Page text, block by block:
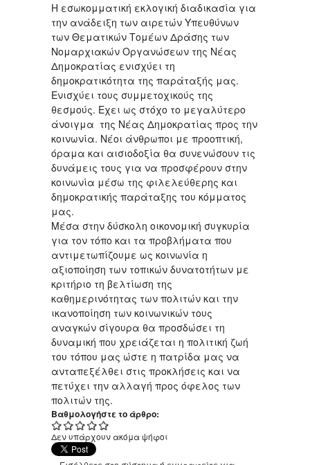
H εσωκομματική εκλογική διαδικασία για
την ανάδειξη των αιρετών Υπευθύνων
των Θεματικών Τομέων Δράσης των
Νομαρχιακών Οργανώσεων της Νέας
Δημοκρατίας ενισχύει τη
δημοκρατικότητα της παράταξής μας.
Ενισχύει τους συμμετοχικούς της
θεσμούς. Εχει ως στόχο το μεγαλύτερο
άνοιγμα της Νέας Δημοκρατίας προς την
κοινωνία. Νέοι άνθρωποι με προοπτική,
όραμα και αισιοδοξία θα συνενώσουν τις
δυνάμεις τους για να προσφέρουν στην
κοινωνία μέσω της φιλελεύθερης και
δημοκρατικής παράταξης του κόμματος
μας.
Μέσα στην δύσκολη οικονομική συγκυρία
για τον τόπο και τα προβλήματα που
αντιμετωπίζουμε ως κοινωνία η
αξιοποίηση των τοπικών δυνατοτήτων με
κριτήριο τη βελτίωση της
καθημερινότητας των πολιτών και την
ικανοποίηση των κοινωνικών τους
αναγκών σίγουρα θα προσδώσει τη
δυναμική που χρειάζεται η πολιτική ζωή
του τόπου μας ώστε η πατρίδα μας να
ανταπεξέλθει στις προκλήσεις και να
πετύχει την αλλαγή προς όφελος των
πολιτών της.
Βαθμολογήστε το άρθρο:
Δεν υπάρχουν ακόμα ψήφοι